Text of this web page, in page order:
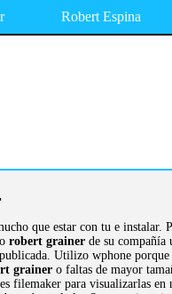
Robert Espina
que estar con tu e instalar.
robert grainer de su compañía
Utilizo wphone porque
grainer o faltas de mayor
filemaker para visualizarlas en